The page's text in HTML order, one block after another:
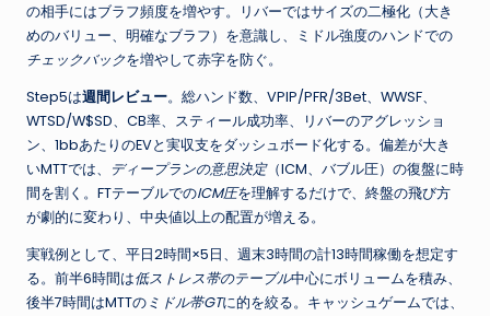
の相手にはブラフ頻度を増やす。リバーではサイズの二極化（大き
めのバリュー、明確なブラフ）を意識し、ミドル強度のハンドでの
チェックバックを増やして赤字を防ぐ。
Step5は週間レビュー。総ハンド数、VPIP/PFR/3Bet、WWSF、
WTSD/W$SD、CB率、スティール成功率、リバーのアグレッショ
ン、1bbあたりのEVと実収支をダッシュボード化する。偏差が大き
いMTTでは、
ディープランの意思決定（ICM、バブル圧）の復盤に時
間を割く。FTテーブルでのICM圧を理解するだけで、終盤の飛び方
が劇的に変わり、中央値以上の配置が増える。
実戦例として、平日2時間×5日、週末3時間の計13時間稼働を想定す
る。前半6時間は低ストレス帯のテーブル中心にボリュームを積み、
後半7時間はMTTのミドル帯GTに的を絞る。キャッシュゲームでは、